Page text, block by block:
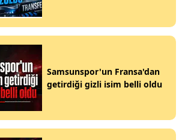
Samsunspor'un Fransa'dan
getirdiği gizli isim belli oldu